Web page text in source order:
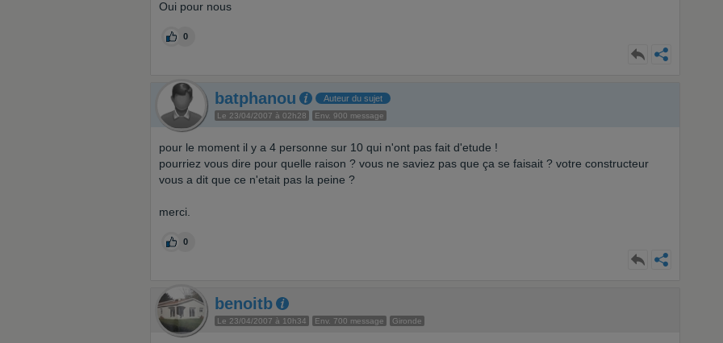
Oui pour nous
0
batphanou Auteur du sujet
Le 23/04/2007 à 02h28 Env. 900 message
pour le moment il y a 4 personne sur 10 qui n'ont pas fait d'etude !
pourriez vous dire pour quelle raison ? vous ne saviez pas que ça se faisait ? votre constructeur
vous a dit que ce n'etait pas la peine ?
merci.
0
benoitb
Le 23/04/2007 à 10h34 Env. 700 message Gironde